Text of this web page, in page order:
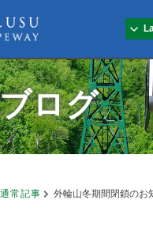
ログ
通常記事 外輪山冬期間閉鎖のお